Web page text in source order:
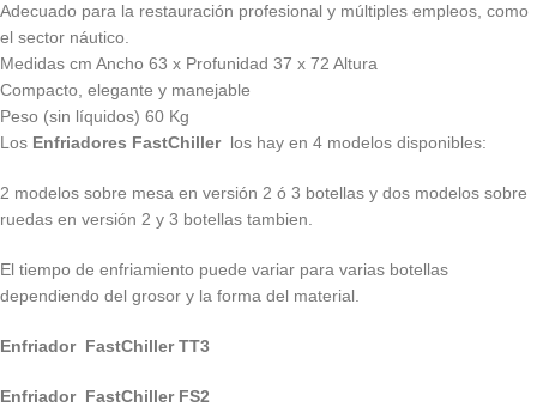
Adecuado para la restauración profesional y múltiples empleos, como
el sector náutico.
Medidas cm Ancho 63 x Profunidad 37 x 72 Altura
Compacto, elegante y manejable
Peso (sin líquidos) 60 Kg
Los Enfriadores FastChillerlos hay en 4 modelos disponibles:
2 modelos sobre mesa en versión 2 ó 3 botellas y dos modelos sobre
ruedas en versión 2 y 3 botellas tambien.
El tiempo de enfriamiento puede variar para varias botellas
dependiendo del grosor y la forma del material.
Enfriador FastChiller TT3
Enfriador FastChiller FS2